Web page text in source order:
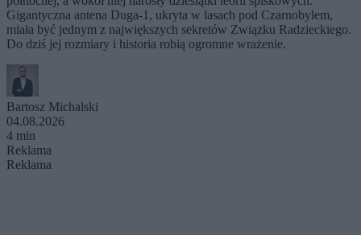
Gigantyczna antena Duga-1, ukryta w lasach pod Czarnobylem,
miała być jednym z największych sekretów Związku Radzieckiego.
Do dziś jej rozmiary i historia robią ogromne wrażenie.
Bartosz Michalski
04.08.2026
4 min
Reklama
Reklama